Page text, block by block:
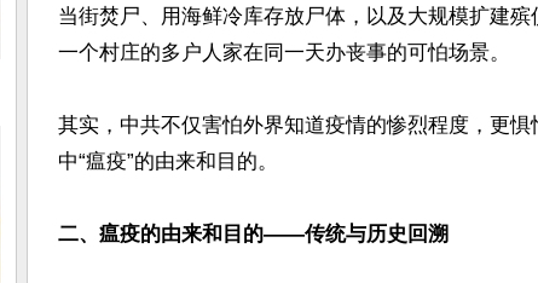
当街焚尸、用海鲜冷库存放尸体，以及大规模扩建
一个村庄的多户人家在同一天办丧事的可怕场景。
其实，中共不仅害怕外界知道疫情的惨烈程度，更
中“瘟疫”的由来和目的。
二、瘟疫的由来和目的——传统与历史回溯